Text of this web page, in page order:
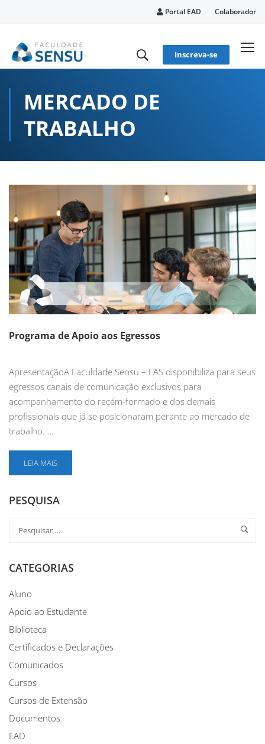
Portal EAD Colaborador
Inscreva-se
MERCADO DE
TRABALHO
Programa de Apoio aos Egressos
ApresentaçãoA Faculdade Sensu – FAS disponibiliza para seus
egressos canais de comunicação exclusivos para
acompanhamento do recém-formado e dos demais
profissionais que já se posicionaram perante ao mercado de
trabalho. …
LEIA MAIS
PESQUISA
CATEGORIAS
Aluno
Apoio ao Estudante
Biblioteca
Certificados e Declarações
Comunicados
Cursos
Cursos de Extensão
Documentos
EAD